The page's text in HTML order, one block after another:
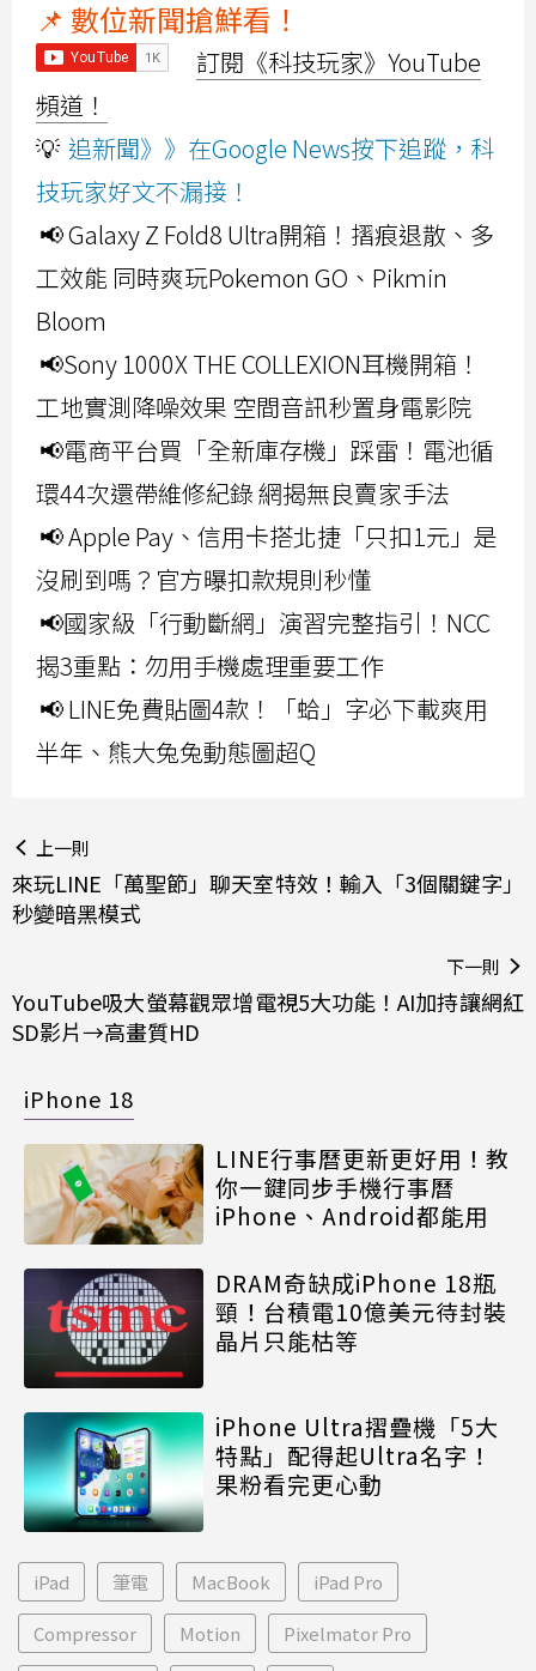
📌 數位新聞搶鮮看！
訂閱《科技玩家》YouTube
頻道！
💡 追新聞》》在Google News按下追蹤，科
技玩家好文不漏接！
📢 Galaxy Z Fold8 Ultra開箱！摺痕退散、多
工效能 同時爽玩Pokemon GO、Pikmin
Bloom
📢Sony 1000X THE COLLEXION耳機開箱！
工地實測降噪效果 空間音訊秒置身電影院
📢電商平台買「全新庫存機」踩雷！電池循
環44次還帶維修紀錄 網揭無良賣家手法
📢 Apple Pay、信用卡搭北捷「只扣1元」是
沒刷到嗎？官方曝扣款規則秒懂
📢國家級「行動斷網」演習完整指引！NCC
揭3重點：勿用手機處理重要工作
📢 LINE免費貼圖4款！「蛤」字必下載爽用
半年、熊大兔兔動態圖超Q
上一則
來玩LINE「萬聖節」聊天室特效！輸入「3個關鍵字」
秒變暗黑模式
下一則
YouTube吸大螢幕觀眾增電視5大功能！AI加持讓網紅
SD影片→高畫質HD
iPhone 18
LINE行事曆更新更好用！教
你一鍵同步手機行事曆
iPhone、Android都能用
DRAM奇缺成iPhone 18瓶
頸！台積電10億美元待封裝
晶片只能枯等
iPhone Ultra摺疊機「5大
特點」配得起Ultra名字！
果粉看完更心動
iPad 筆電 MacBook iPad Pro
Compressor Motion Pixelmator Pro